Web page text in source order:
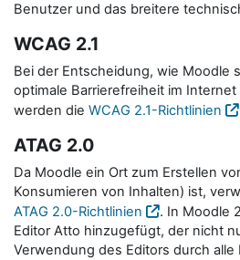
Benutzer und das breitere
WCAG 2.1
Bei der Entscheidung, wie Moodle
optimale Barrierefreiheit im
werden die WCAG 2.1-Richtlinien
ATAG 2.0
Da Moodle ein Ort zum Erstellen
Konsumieren von Inhalten) ist,
ATAG 2.0-Richtlinien
. In Moodle
Editor Atto hinzugefügt, der nicht
Verwendung des Editors durch